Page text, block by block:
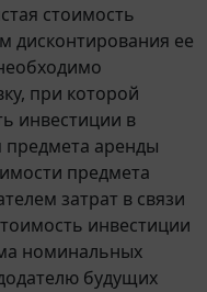
стоимость
дисконтирования ее
при которой
инвестиции в
предмета аренды
предмета
затрат в связи
инвестиции
номинальных
будущих